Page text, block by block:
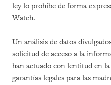
ley lo prohíbe de forma
Watch.
Un análisis de datos
solicitud de acceso a la
han actuado con lentitud en
garantías legales para las